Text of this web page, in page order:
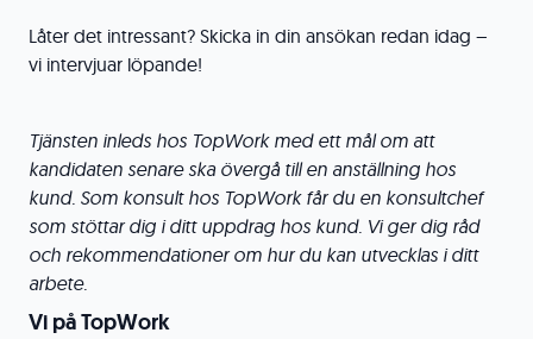
Låter det intressant? Skicka in din ansökan redan idag –
vi intervjuar löpande!
Tjänsten inleds hos TopWork med ett mål om att
kandidaten senare ska övergå till en anställning hos
kund. Som konsult hos TopWork får du en konsultchef
som stöttar dig i ditt uppdrag hos kund. Vi ger dig råd
och rekommendationer om hur du kan utvecklas i ditt
arbete.
Vi på TopWork